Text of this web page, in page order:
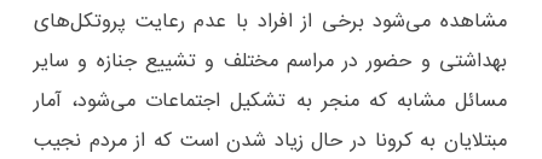
مشاهده می‌شود برخی از افراد با عدم رعایت پروتکل‌های
بهداشتی و حضور در مراسم مختلف و تشییع جنازه و سایر
مسائل مشابه که منجر به تشکیل اجتماعات می‌شود، آمار
مبتلایان به کرونا در حال زیاد شدن است که از مردم نجیب